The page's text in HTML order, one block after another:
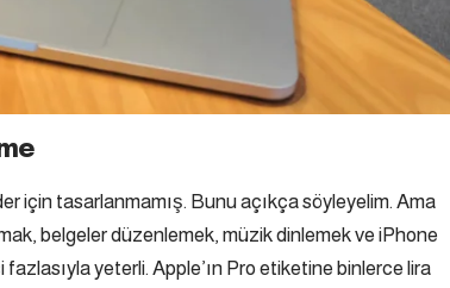
için tasarlanmamış. Bunu açıkça söyleyelim. Ama
belgeler düzenlemek, müzik dinlemek ve iPhone
yeterli. Apple’ın Pro etiketine binlerce lira